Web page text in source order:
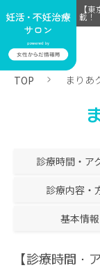
【
載！
TOP まりあ
診療時間・ア
診療内容・
基本情報
【診療時間・